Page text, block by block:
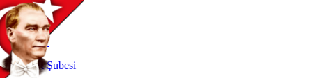
TR
|
EN
İnternetŞubesi